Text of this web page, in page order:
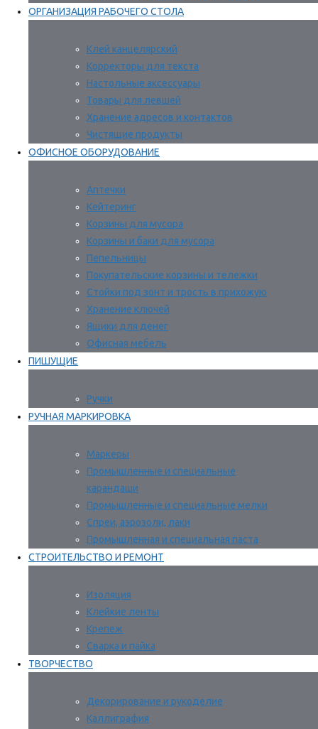
ОРГАНИЗАЦИЯ РАБОЧЕГО СТОЛА
Клей канцелярский
Корректоры для текста
Настольные аксессуары
Товары для левшей
Хранение адресов и контактов
Чистящие продукты
ОФИСНОЕ ОБОРУДОВАНИЕ
Аптечки
Кейтеринг
Корзины для мусора
Корзины и баки для мусора
Пепельницы
Покупательские корзины и тележки
Стойки под зонт и трость в прихожую
Хранение ключей
Ящики для денег
Офисная мебель
ПИШУЩИЕ
Ручки
РУЧНАЯ МАРКИРОВКА
Маркеры
Промышленные и специальные
карандаши
Промышленные и специальные мелки
Спреи, аэрозоли, лаки
Промышленная и специальная паста
СТРОИТЕЛЬСТВО И РЕМОНТ
Изоляция
Клейкие ленты
Крепеж
Сварка и пайка
ТВОРЧЕСТВО
Декорирование и рукоделие
Каллиграфия